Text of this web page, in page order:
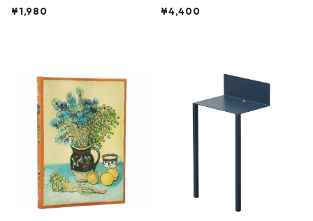
ch 3532 ルートート WR.ポーチ.ラ
¥1,980
AKU Timeless 100パーセント ス
¥4,400